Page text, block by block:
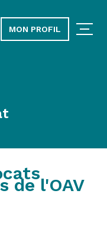
MON PROFIL
de l'OAV